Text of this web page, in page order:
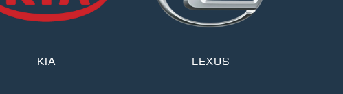
KIA LEXUS